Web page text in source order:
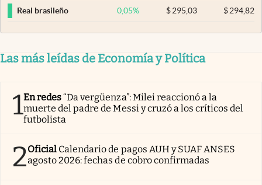
Real brasileño 0,05% $ 295,03 $294,82
Las más leídas de Economía y Política
1En redes“Da vergüenza”: Milei reaccionó a la
muerte del padre de Messi y cruzó a los críticos del
futbolista
2Oficial Calendario de pagos AUH y SUAF ANSES
agosto 2026: fechas de cobro confirmadas